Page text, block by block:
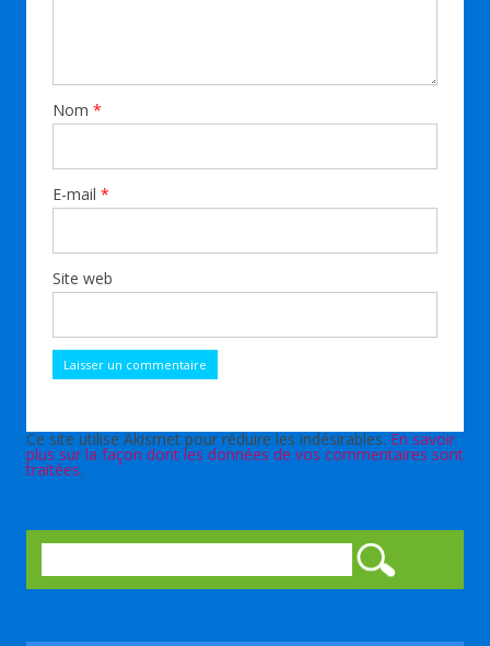
Nom *
E-mail *
Site web
Ce site utilise Akismet pour réduire les indésirables.En savoir
plus sur la façon dont les données de vos commentaires sont
traitées.